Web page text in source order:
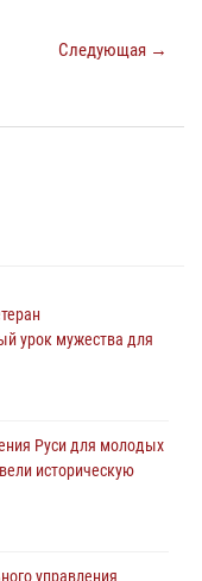
Следующая →
урок мужества для
Руси для молодых
историческую
управления